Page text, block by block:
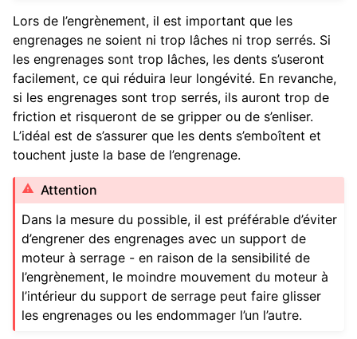
Lors de l’engrènement, il est important que les
engrenages ne soient ni trop lâches ni trop serrés. Si
les engrenages sont trop lâches, les dents s’useront
facilement, ce qui réduira leur longévité. En revanche,
si les engrenages sont trop serrés, ils auront trop de
friction et risqueront de se gripper ou de s’enliser.
L’idéal est de s’assurer que les dents s’emboîtent et
touchent juste la base de l’engrenage.
Attention
Dans la mesure du possible, il est préférable d’éviter
d’engrener des engrenages avec un support de
moteur à serrage - en raison de la sensibilité de
l’engrènement, le moindre mouvement du moteur à
l’intérieur du support de serrage peut faire glisser
les engrenages ou les endommager l’un l’autre.